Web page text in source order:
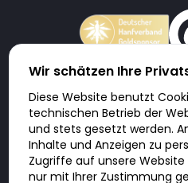
Doktorabc.com ist eine
keine Internetapotheke. Doktorabc
sonstige Produkte an oder liefert
Produkten, Medikamenten und
kein Angebot von Doktorabc an Sie.
geltenden Gesetze und sonstigen
selbst verantwortlich. Die Nutzung
Sie erfolgt auf eigenes Risiko und in
Wir schätzen Ihre
Diese Website benutzt
technischen Betrieb der
und stets gesetzt werden.
Inhalte und Anzeigen zu
Zugriffe auf unsere
nur mit Ihrer Zustimmung